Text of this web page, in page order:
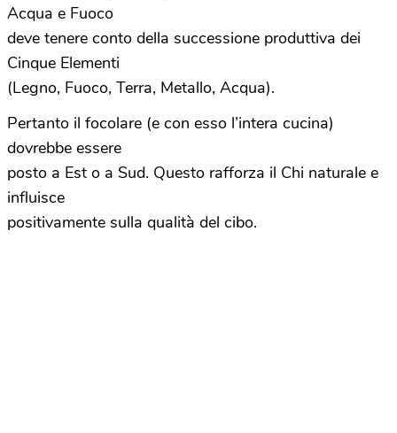
Acqua e Fuoco
deve tenere conto della successione produttiva dei
Cinque Elementi
(Legno, Fuoco, Terra, Metallo, Acqua).
Pertanto il focolare (e con esso l’intera cucina)
dovrebbe essere
posto a Est o a Sud. Questo rafforza il Chi naturale e
influisce
positivamente sulla qualità del cibo.